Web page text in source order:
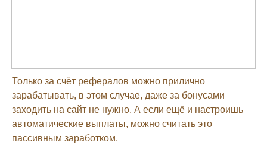
Только за счёт рефералов можно прилично
зарабатывать, в этом случае, даже за бонусами
заходить на сайт не нужно. А если ещё и настроишь
автоматические выплаты, можно считать это
пассивным заработком.